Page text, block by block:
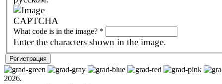
What code is in the image? *
Enter the characters shown in the image.
2026.